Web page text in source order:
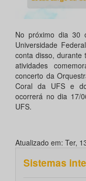
No próximo dia 30
Universidade
conta disso, durante
atividades
concerto da
Coral da UFS e
ocorrerá no dia 17/
UFS.
Atualizado em: Ter,
Sistemas